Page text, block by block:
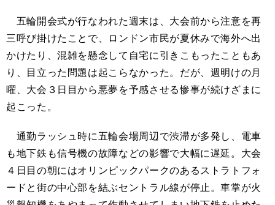
五輪開会式が行なわれた週末は、大会前から注意を再
三呼び掛けたことで、ロンドン市民が夏休みで海外へ出
かけたり、混雑を懸念して自宅に引きこもったこともあ
り、目立った問題は起こらなかった。だが、週明けの月
曜、大会３日目から悪夢を予感させる惨事が続けざまに
起こった。
通勤ラッシュ時に五輪会場周辺で渋滞が多発し、電車
も地下鉄も信号機の故障などの影響で大幅に遅延。大会
４日目の朝にはオリンピックパークのあるストラトフォ
ードと街の中心部を結ぶセントラル線が停止。車掌が火